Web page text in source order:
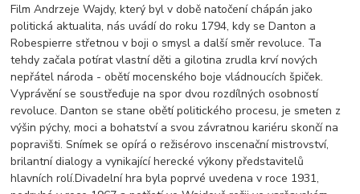
Film Andrzeje Wajdy, který byl v době natočení chápán jako
politická aktualita, nás uvádí do roku 1794, kdy se Danton a
Robespierre střetnou v boji o smysl a další směr revoluce. Ta
tehdy začala potírat vlastní děti a gilotina zrudla krví nových
nepřátel národa - obětí mocenského boje vládnoucích špiček.
Vyprávění se soustřeďuje na spor dvou rozdílných osobností
revoluce. Danton se stane obětí politického procesu, je smeten z
výšin pýchy, moci a bohatství a svou závratnou kariéru skončí na
popravišti. Snímek se opírá o režisérovo inscenační mistrovství,
brilantní dialogy a vynikající herecké výkony představitelů
hlavních rolí.Divadelní hra byla poprvé uvedena v roce 1931,